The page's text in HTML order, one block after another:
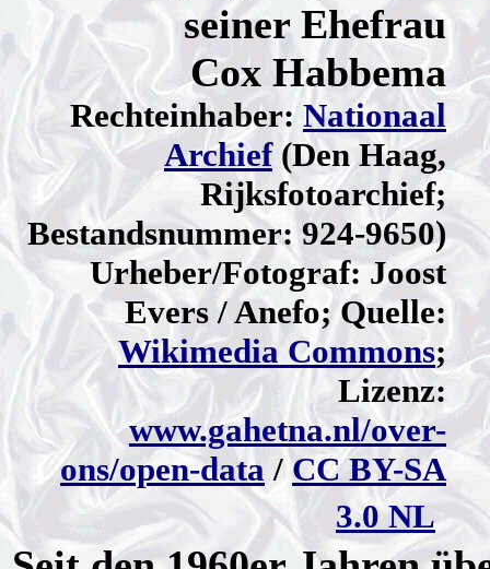
seiner Ehefrau
Cox Habbema
Rechteinhaber: Nationaal
Archief(Den Haag,
Rijksfotoarchief;
Bestandsnummer: 924-9650)
Urheber/Fotograf: Joost
Evers / Anefo; Quelle:
Wikimedia Commons;
Lizenz:
www.gahetna.nl/over-
ons/open-data /CC BY-SA
3.0 NL